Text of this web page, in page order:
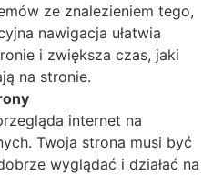
ze znalezieniem tego,
nawigacja ułatwia
i zwiększa czas, jaki
na stronie.
internet na
Twoja strona musi być
wyglądać i działać na